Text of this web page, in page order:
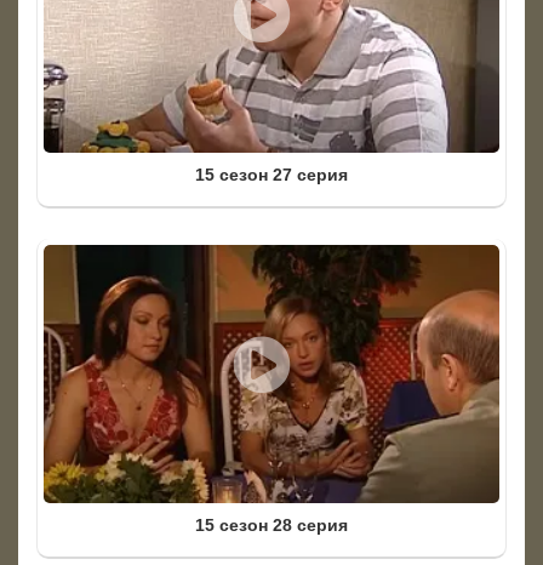
15 сезон 27 серия
15 сезон 28 серия